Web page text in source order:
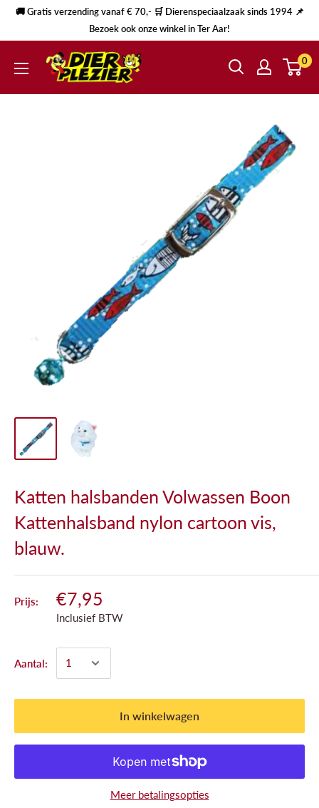
🚚 Gratis verzending vanaf € 70,- 🛒 Dierenspeciaalzaak sinds 1994 📌
Bezoek ook onze winkel in Ter Aar!
0
Katten halsbanden Volwassen Boon
Kattenhalsband nylon cartoon vis,
blauw.
Prijs: €7,95
Inclusief BTW
Aantal:
In winkelwagen
Meer betalingsopties